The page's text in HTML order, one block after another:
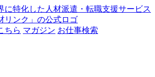
ちら マガジン お仕事検索